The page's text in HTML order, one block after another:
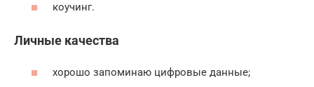
коучинг.
Личные качества
хорошо запоминаю цифровые данные;